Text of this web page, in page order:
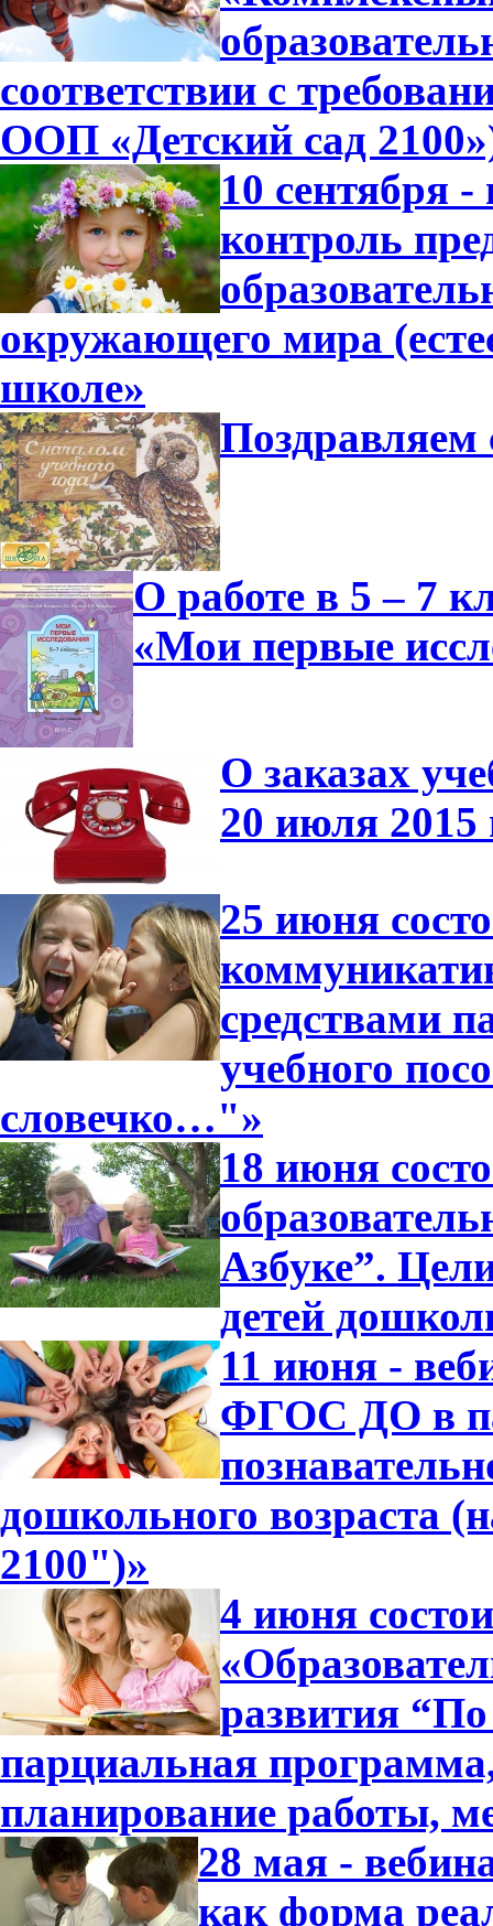
соответствии с
ООП «Детский сад
10 сентября
контроль
окружающего мира
школе»
Поздравляем
О работе в 5 – 7
«Мои первые
О заказах
20 июля 2015
25 июня
средствами
учебного
словечко…"»
18 июня
Азбуке”.
детей
11 июня -
ФГОС ДО в
дошкольного возраста
2100")»
4 июня
развития
парциальная
планирование работы,
28 мая -
как форма